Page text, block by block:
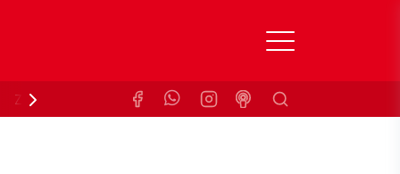
Zuzahlungsbefreiung KrankenkasseSuchen